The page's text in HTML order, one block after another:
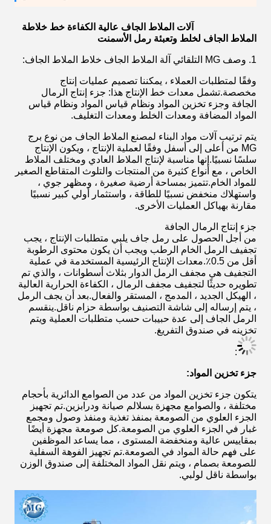
آلات الملاط الجاف عالية الكفاءة خط خلاطة
الملاط الجاف لخلط وتعبئة رمل الأسمنت
1. وصف MG التلقائي آلة الملاط الجاف خلاط الملاط الجاف:
وفقًا لمتطلبات العملاء ، يمكننا تصميم عمليات إنتاج
مخصصة.تشمل معدات خط الإنتاج هذا: جزء إنتاج الرمال
الجافة وجزء تخزين المواد ونظام قياس المواد ونظام قياس
المواد المضافة ومعدات الخلط ومعدات التغليف.
يتم ترتيب آلات مواد البناء لمصنع الملاط الجاف من نوع برج
MG من أعلى إلى أسفل وفقًا لعملية الإنتاج ، ويكون الإنتاج
سلسًا نسبيًا.إنها مناسبة لإنتاج الملاط العادي ومختلف الملاط
الخاص ، مع أنواع كثيرة من المنتجات والتلوث المتقاطع الصغير
للمواد الخام.تتميز بمساحة أرضية صغيرة ، ومظهر جوي ،
واستهلاك منخفض نسبيًا للطاقة ، واستثمار أولي كبير نسبيًا
مقارنة بهياكل العمليات الأخرى.
جزء إنتاج الرمال الجافة
من أجل الحصول على رمل جاف يلبي متطلبات الإنتاج ، يجب
تجفيف الرمل الخام الرطب ويجب أن يكون محتوى الرطوبة
أقل من 0.5٪.معدات الإنتاج الرئيسية المستخدمة في عملية
التجفيف هي مجفف الرمل الدوار بثلاث أسطوانات ، والذي تم
تطويره حديثًا لتجفيف مجفف الرمال ، الكفاءة الحرارية العالية
، الهيكل الجديد ، المدمج ، المستقر والفعال.بعد أن يجف الرمل
، يتم إرساله إلى شاشة التصنيف بواسطة حزام ناقل.ينقسم
الرمل الجاف إلى عدة حبيبات حسب متطلبات العملية ويتم
تخزينه في صندوق التفريغ.
:
جزء تخزين المواد:
يتكون جزء تخزين المواد من عدد من الصوامع الدائرية بأحجام
مختلفة ، والصوامع مجهزة بسلالم صيانة ودرابزين.تم تجهيز
الجزء العلوي من الصومعة بمنفذ تغذية ومنفذ وصول ومجمع
غبار في الجزء العلوي من الصومعة.كل صومعة مجهزة أيضًا
بمقاييس عالية ومنخفضة المستوى ، مما يساعد الموظفين
على فهم حالة المواد في الصومعة.تم تجهيز الفوهة السفلية
للصومعة بصمام ، ويتم نقل المواد المختلفة إلى صندوق الوزن
بواسطة ناقل لولبي.